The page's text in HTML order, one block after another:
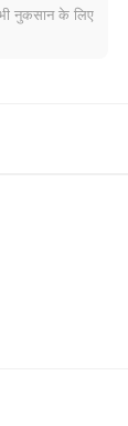
गति के सापेक्ष
नुकसान के लिए